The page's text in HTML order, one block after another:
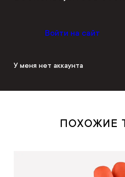
Войти на сайт
У меня нет аккаунта
ПОХОЖИЕ